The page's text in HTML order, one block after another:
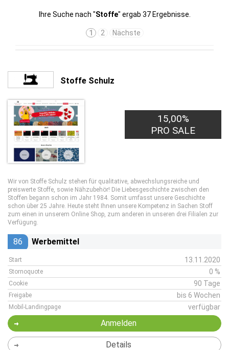
Ihre Suche nach "Stoffe" ergab 37 Ergebnisse.
1 2 Nächste
Stoffe Schulz
15,00%
PRO SALE
Wir von Stoffe Schulz stehen für qualitative, abwechslungsreiche und
preiswerte Stoffe, sowie Nähzubehör! Die Liebesgeschichte zwischen den
Stoffen begann schon im Jahr 1984. Somit umfasst unsere Geschichte
schon über 25 Jahre. Heute steht Ihnen unsere Kompetenz in Sachen Stoff
zum einen in unserem Online Shop, zum anderen in unseren drei Filialen zur
Verfügung.
86 Werbemittel
Start 13.11.2020
Stornoquote 0 %
Cookie 90 Tage
Freigabe bis 6 Wochen
Mobil-Landingpage verfügbar
Anmelden
Details